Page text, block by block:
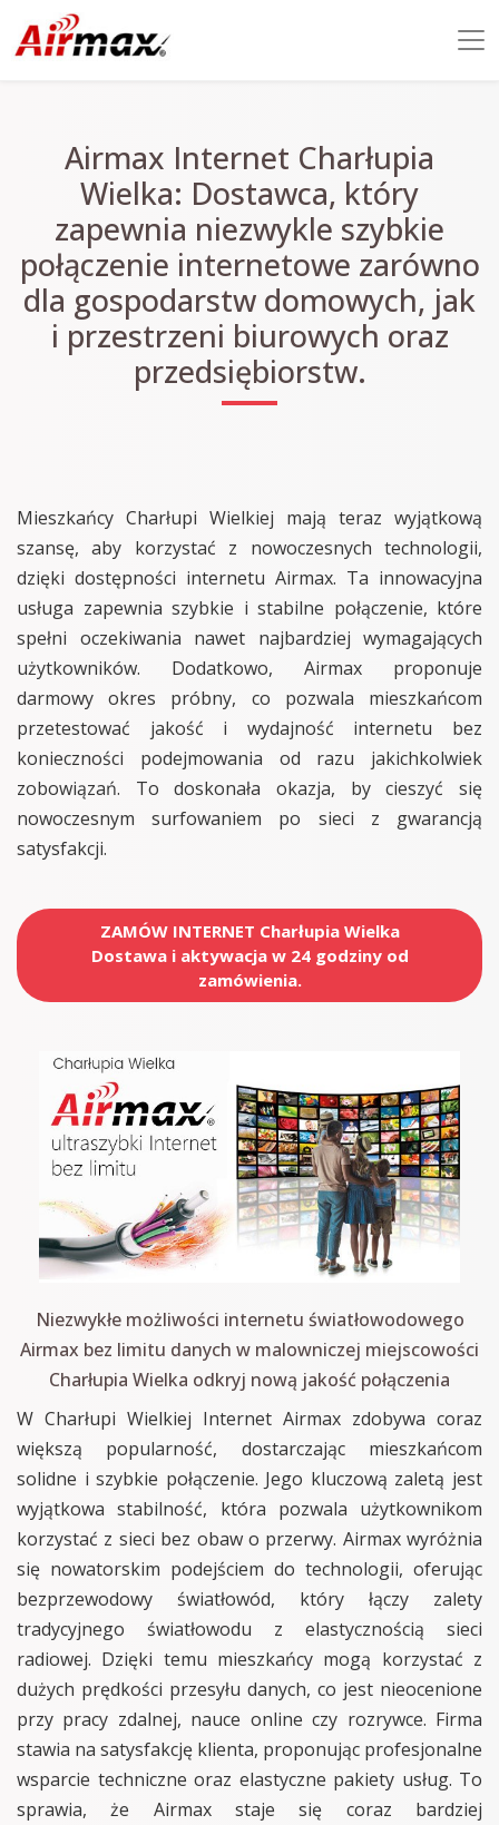
Airmax Internet Charłupia
Wielka: Dostawca, który
zapewnia niezwykle szybkie
połączenie internetowe zarówno
dla gospodarstw domowych, jak
i przestrzeni biurowych oraz
przedsiębiorstw.
Mieszkańcy Charłupi Wielkiej mają teraz wyjątkową
szansę, aby korzystać z nowoczesnych technologii,
dzięki dostępności internetu Airmax. Ta innowacyjna
usługa zapewnia szybkie i stabilne połączenie, które
spełni oczekiwania nawet najbardziej wymagających
użytkowników. Dodatkowo, Airmax proponuje
darmowy okres próbny, co pozwala mieszkańcom
przetestować jakość i wydajność internetu bez
konieczności podejmowania od razu jakichkolwiek
zobowiązań. To doskonała okazja, by cieszyć się
nowoczesnym surfowaniem po sieci z gwarancją
satysfakcji.
ZAMÓW INTERNET Charłupia Wielka
Dostawa i aktywacja w 24 godziny od
zamówienia.
Niezwykłe możliwości internetu światłowodowego
Airmax bez limitu danych w malowniczej miejscowości
Charłupia Wielka odkryj nową jakość połączenia
W Charłupi Wielkiej Internet Airmax zdobywa coraz
większą popularność, dostarczając mieszkańcom
solidne i szybkie połączenie. Jego kluczową zaletą jest
wyjątkowa stabilność, która pozwala użytkownikom
korzystać z sieci bez obaw o przerwy. Airmax wyróżnia
się nowatorskim podejściem do technologii, oferując
bezprzewodowy światłowód, który łączy zalety
tradycyjnego światłowodu z elastycznością sieci
radiowej. Dzięki temu mieszkańcy mogą korzystać z
dużych prędkości przesyłu danych, co jest nieocenione
przy pracy zdalnej, nauce online czy rozrywce. Firma
stawia na satysfakcję klienta, proponując profesjonalne
wsparcie techniczne oraz elastyczne pakiety usług. To
sprawia, że Airmax staje się coraz bardziej